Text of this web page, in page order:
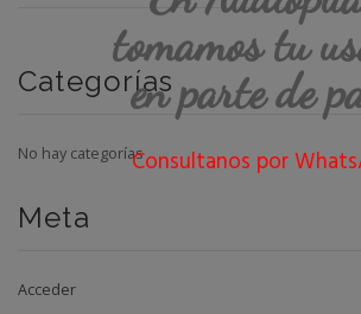
Categorías
No hay categorías
Meta
Acceder
tomamos tu
en parte de
Consultanos por